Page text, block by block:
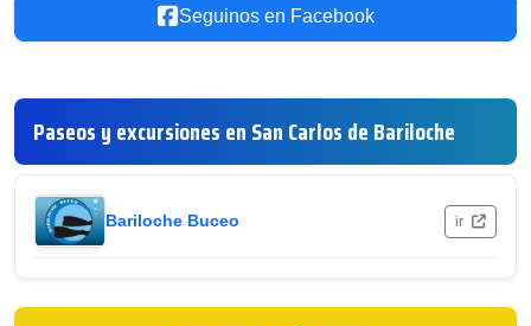
Seguinos en Facebook
Paseos y excursiones en San Carlos de Bariloche
Bariloche Buceo ir